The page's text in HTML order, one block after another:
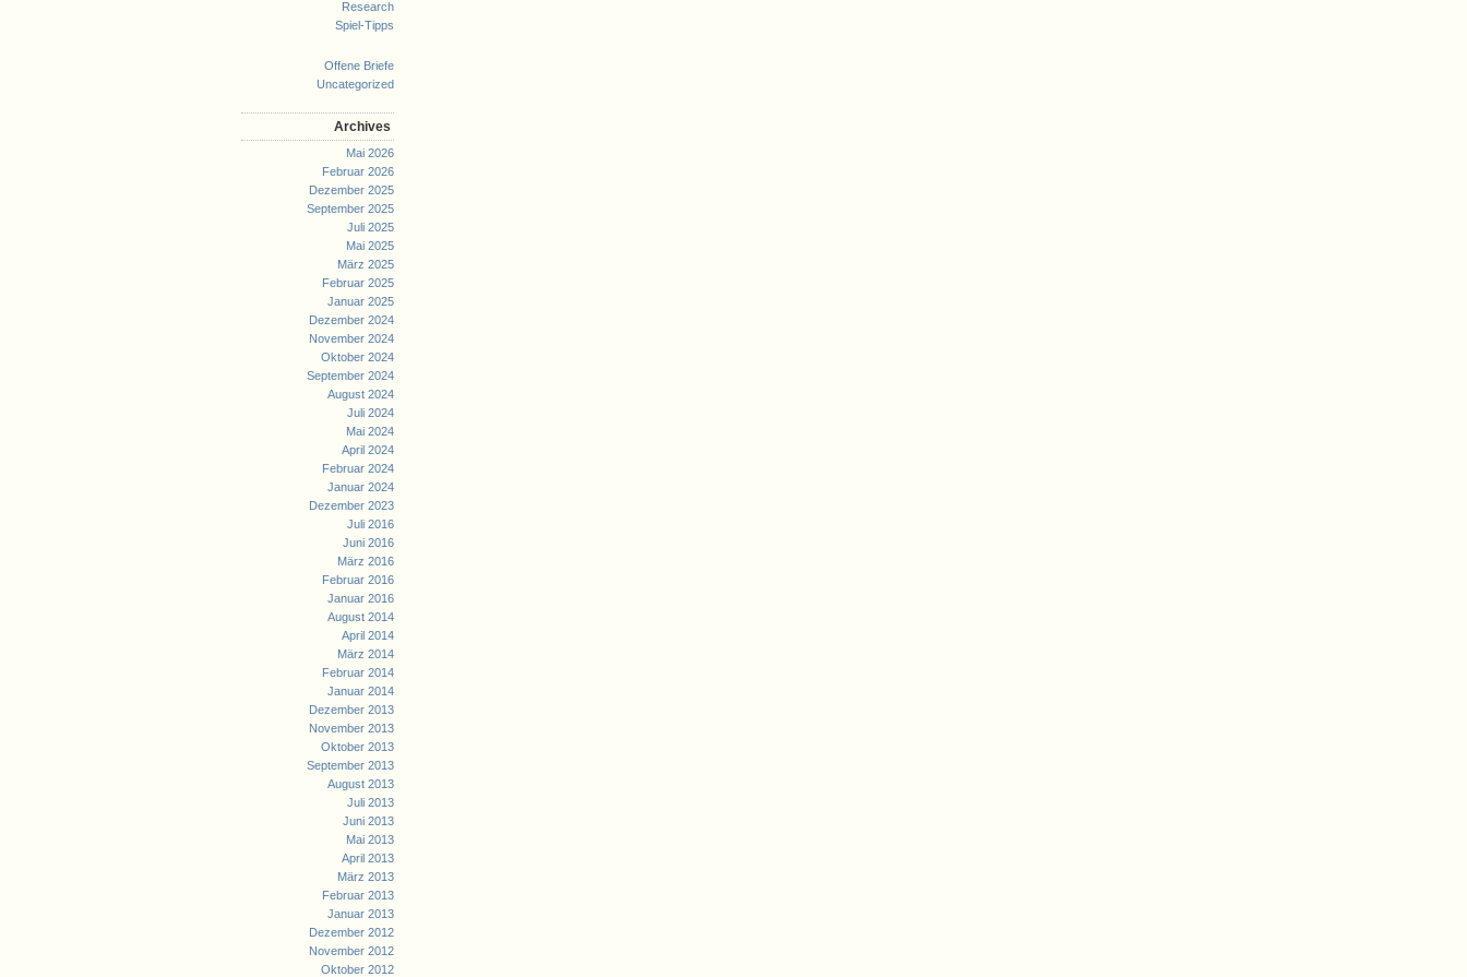
Research
Spiel-Tipps
Offene Briefe
Uncategorized
Archives
Mai 2026
Februar 2026
Dezember 2025
September 2025
Juli 2025
Mai 2025
März 2025
Februar 2025
Januar 2025
Dezember 2024
November 2024
Oktober 2024
September 2024
August 2024
Juli 2024
Mai 2024
April 2024
Februar 2024
Januar 2024
Dezember 2023
Juli 2016
Juni 2016
März 2016
Februar 2016
Januar 2016
August 2014
April 2014
März 2014
Februar 2014
Januar 2014
Dezember 2013
November 2013
Oktober 2013
September 2013
August 2013
Juli 2013
Juni 2013
Mai 2013
April 2013
März 2013
Februar 2013
Januar 2013
Dezember 2012
November 2012
Oktober 2012